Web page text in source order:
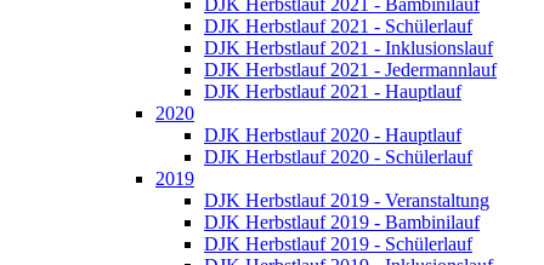
DJK Herbstlauf 2021 - Bambinilauf
DJK Herbstlauf 2021 - Schülerlauf
DJK Herbstlauf 2021 - Inklusionslauf
DJK Herbstlauf 2021 - Jedermannlauf
DJK Herbstlauf 2021 - Hauptlauf
2020
DJK Herbstlauf 2020 - Hauptlauf
DJK Herbstlauf 2020 - Schülerlauf
2019
DJK Herbstlauf 2019 - Veranstaltung
DJK Herbstlauf 2019 - Bambinilauf
DJK Herbstlauf 2019 - Schülerlauf